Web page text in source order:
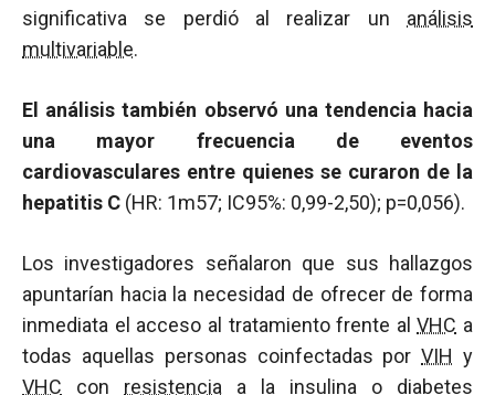
significativa se perdió al realizar un análisis
multivariable.
El análisis también observó una tendencia hacia
una mayor frecuencia de eventos
cardiovasculares entre quienes se curaron de la
hepatitis C (HR: 1m57; IC95%: 0,99-2,50); p=0,056).
Los investigadores señalaron que sus hallazgos
apuntarían hacia la necesidad de ofrecer de forma
inmediata el acceso al tratamiento frente alVHC a
todas aquellas personas coinfectadas porVIH y
VHC con resistencia a la insulina o diabetes